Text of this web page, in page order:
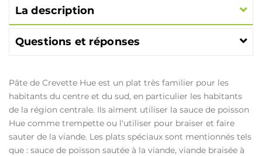
La description
Questions et réponses
Pâte de Crevette Hue est un plat très familier pour les
habitants du centre et du sud, en particulier les habitants
de la région centrale. Ils aiment utiliser la sauce de poisson
Hue comme trempette ou l'utiliser pour braiser et faire
sauter de la viande. Les plats spéciaux sont mentionnés tels
que : sauce de poisson sautée à la viande, viande braisée à